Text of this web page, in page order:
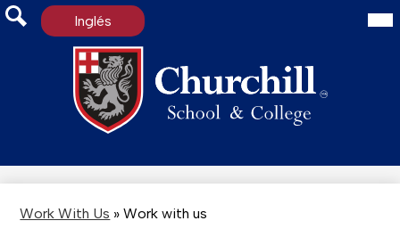
Inglés
Work With Us » Work with us